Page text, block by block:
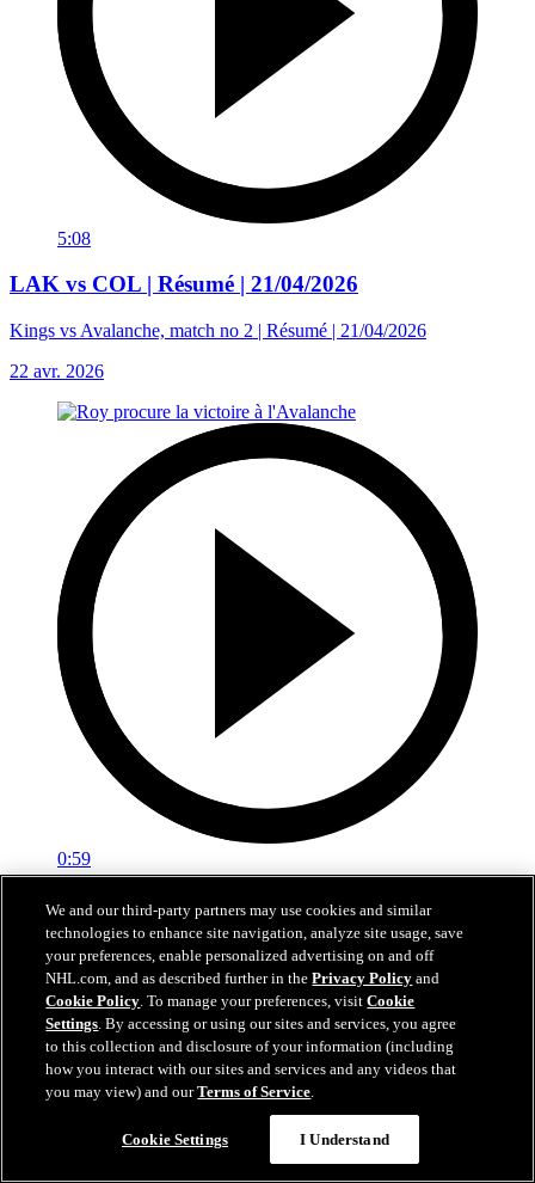
5:08
LAK vs COL | Résumé | 21/04/2026
Kings vs Avalanche, match no 2 | Résumé | 21/04/2026
22 avr. 2026
0:59
Roy procure la victoire à l'Avalanche
LAK@COL: Roy bat Forsberg du revers en prolongation
22 avr. 2026
We and our third-party partners may use cookies and similar
technologies to enhance site navigation, analyze site usage, save
your preferences, enable personalized advertising on and off
NHL.com, and as described further in thePrivacy Policy and
Cookie Policy. To manage your preferences, visitCookie
Settings. By accessing or using our sites and services, you agree
to this collection and disclosure of your information (including
how you interact with our sites and services and any videos that
you may view) and ourTerms of Service.
Cookie Settings I Understand